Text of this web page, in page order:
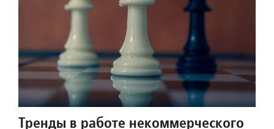
Тренды в работе некоммерческого